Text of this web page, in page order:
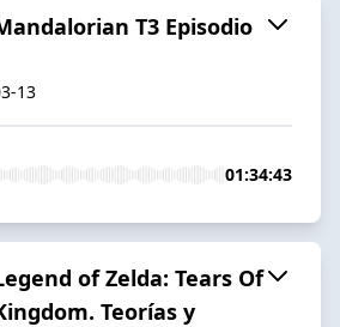
T3 Episodio
13
01:34:43
of Zelda: Tears Of
Teorías y